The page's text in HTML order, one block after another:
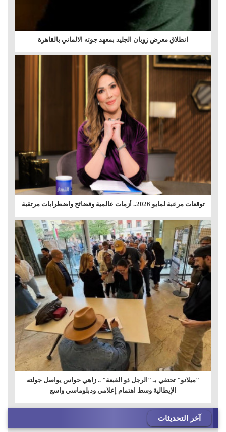
انطلاق معرض زوبان الجليد بمعهد جوته الالماني بالقاهرة
توقعات مرعبة لمايو 2026.. أزمات عالمية وفضائح واضطرابات مرتقبة
"ميلانو" تحتفي بـ "الرجل ذو القبعة" .. زاهي حواس يواصل جولته
الإيطالية وسط اهتمام إعلامي ودبلوماسي واسع
آخر التحديثات